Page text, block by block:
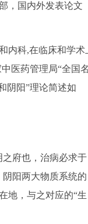
，国内外发表论文
内科,在临床和学术
医药管理局“全国名
阴阳”理论简述如
府也，治病必求于
阳两大物质系统的
地，与之对应的“生